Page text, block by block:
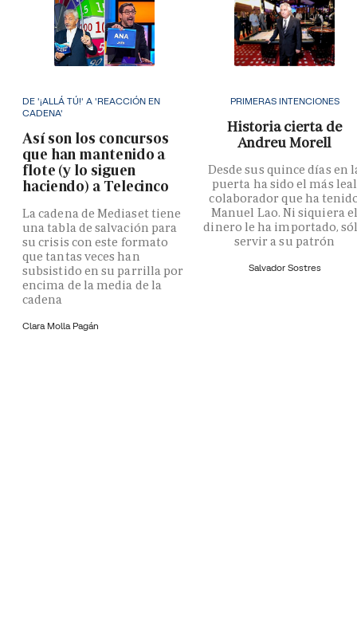
DE '¡ALLÁ TÚ!' A 'REACCIÓN EN
CADENA'
Así son los concursos
que han mantenido a
flote (y lo siguen
haciendo) a Telecinco
La cadena de Mediaset tiene
una tabla de salvación para
su crisis con este formato
que tantas veces han
subsistido en su parrilla por
encima de la media de la
cadena
Clara Molla Pagán
PRIMERAS INTENCIONES
Historia cierta de
Andreu Morell
Desde sus quince días en
puerta ha sido el más leal
colaborador que ha
Manuel Lao. Ni siquiera
dinero le ha importado,
servir a su patrón
Salvador Sostres